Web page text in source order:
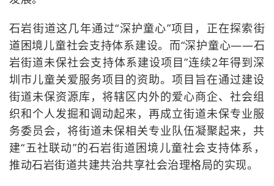
石岩街道这几年通过“深护童心”项目，正在探索街
道困境儿童社会支持体系建设。而“深护童心——石
岩街道未保社会支持体系建设项目”连续2年得到深
圳市儿童关爱服务项目的资助。项目旨在通过建设
街道未保资源库，将辖区内外的爱心商企、社会组
织和个人发掘和调动起来，再成立街道未保专业服
务委员会，将街道未保相关专业队伍凝聚起来，共
建“五社联动”的石岩街道困境儿童社会支持体系，
推动石岩街道共建共治共享社会治理格局的实现。